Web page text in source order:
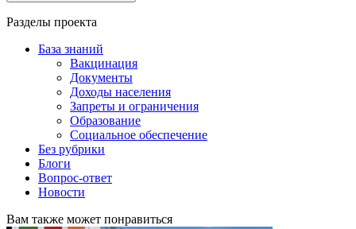
Разделы проекта
База знаний
Вакцинация
Документы
Доходы населения
Запреты и ограничения
Образование
Социальное обеспечение
Без рубрики
Блоги
Вопрос-ответ
Новости
Вам также может понравиться